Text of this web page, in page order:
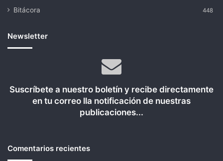
Bitácora 448
Newsletter
Suscríbete a nuestro boletín y recibe directamente
en tu correo lla notificación de nuestras
publicaciones...
Comentarios recientes